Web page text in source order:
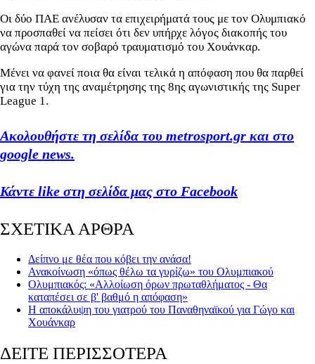
Οι δύο ΠΑΕ ανέλυσαν τα επιχειρήματά τους με τον Ολυμπιακό
να προσπαθεί να πείσει ότι δεν υπήρχε λόγος διακοπής του
αγώνα παρά τον σοβαρό τραυματισμό του Χουάνκαρ.
Μένει να φανεί ποια θα είναι τελικά η απόφαση που θα παρθεί
για την τύχη της αναμέτρησης της 8ης αγωνιστικής της Super
League 1.
Ακολουθήστε τη σελίδα του metrosport.gr και στο
google news.
Κάντε like στη σελίδα μας στο Facebook
ΣΧΕΤΙΚΑ ΑΡΘΡΑ
Δείπνο με θέα που κόβει την ανάσα!
Ανακοίνωση «όπως θέλω τα γυρίζω» του Ολυμπιακού
Ολυμπιακός: «Αλλοίωση όρων πρωταθλήματος - Θα
καταπέσει σε β' βαθμό η απόφαση»
Η αποκάλυψη του γιατρού του Παναθηναϊκού για Γώγο και
Χουάνκαρ
ΔΕΙΤΕ ΠΕΡΙΣΣΟΤΕΡΑ